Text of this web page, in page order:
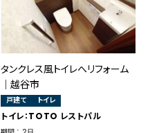
タンクレス風トイレへリフォーム
｜越谷市
戸建て トイレ
トイレ：TOTO レストパル